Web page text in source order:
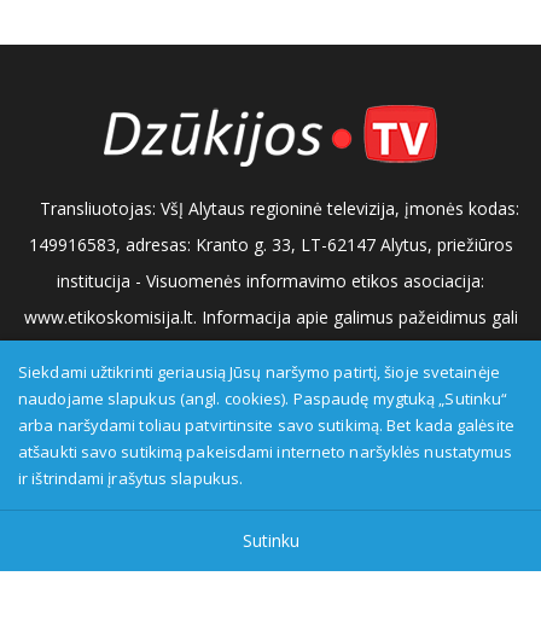
Transliuotojas: VšĮ Alytaus regioninė televizija, įmonės kodas:
149916583, adresas: Kranto g. 33, LT-62147 Alytus, priežiūros
institucija - Visuomenės informavimo etikos asociacija:
www.etikoskomisija.lt. Informacija apie galimus pažeidimus gali
arba Visuomenės informavimo etikos komisijai
(www.etikoskomisija.lt)
Tel/faks: 0 687 05056
Reklama:
0 687 05056
info@dzukijostv.lt
Siekdami užtikrinti geriausią Jūsų naršymo patirtį, šioje svetainėje
naudojame slapukus (angl. cookies). Paspaudę mygtuką „Sutinku“
arba naršydami toliau patvirtinsite savo sutikimą. Bet kada galėsite
atšaukti savo sutikimą pakeisdami interneto naršyklės nustatymus
ir ištrindami įrašytus slapukus.
Sutinku